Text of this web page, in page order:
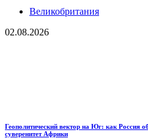
Великобритания
02.08.2026
Геополитический вектор на Юг: как Россия
суверенитет Африки